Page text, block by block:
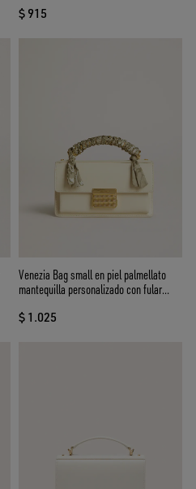
$ 915
Venezia Bag small en piel palmellato
mantequilla personalizado con fular
$ 1.025